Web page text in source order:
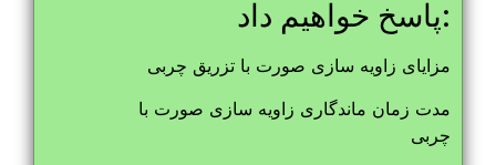
مزایای زاویه سازی صورت با تزریق چربی
مدت زمان ماندگاری زاویه سازی صورت با
چربی